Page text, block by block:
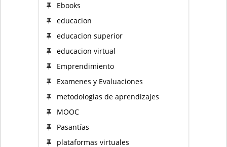
Ebooks
educacion
educacion superior
educacion virtual
Emprendimiento
Examenes y Evaluaciones
metodologias de aprendizajes
MOOC
Pasantías
plataformas virtuales